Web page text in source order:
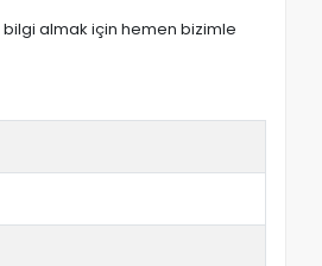
bilgi almak için hemen bizimle